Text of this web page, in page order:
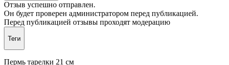
Отзыв успешно отправлен.
Он будет проверен администратором перед публикацией.
Перед публикацией отзывы проходят модерацию
Теги
Пермь тарелки 21 см